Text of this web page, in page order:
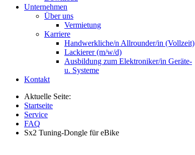
Unternehmen
Über uns
Vermietung
Karriere
Handwerkliche/n Allrounder/in (Vollzeit)
Lackierer (m/w/d)
Ausbildung zum Elektroniker/in Geräte-
u. Systeme
Kontakt
Aktuelle Seite:
Startseite
Service
FAQ
Sx2 Tuning-Dongle für eBike